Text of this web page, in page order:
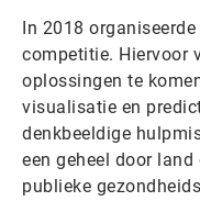
In 2018
competitie. Hiervoor
oplossingen te
visualisatie en
denkbeeldige
een geheel door land
publieke